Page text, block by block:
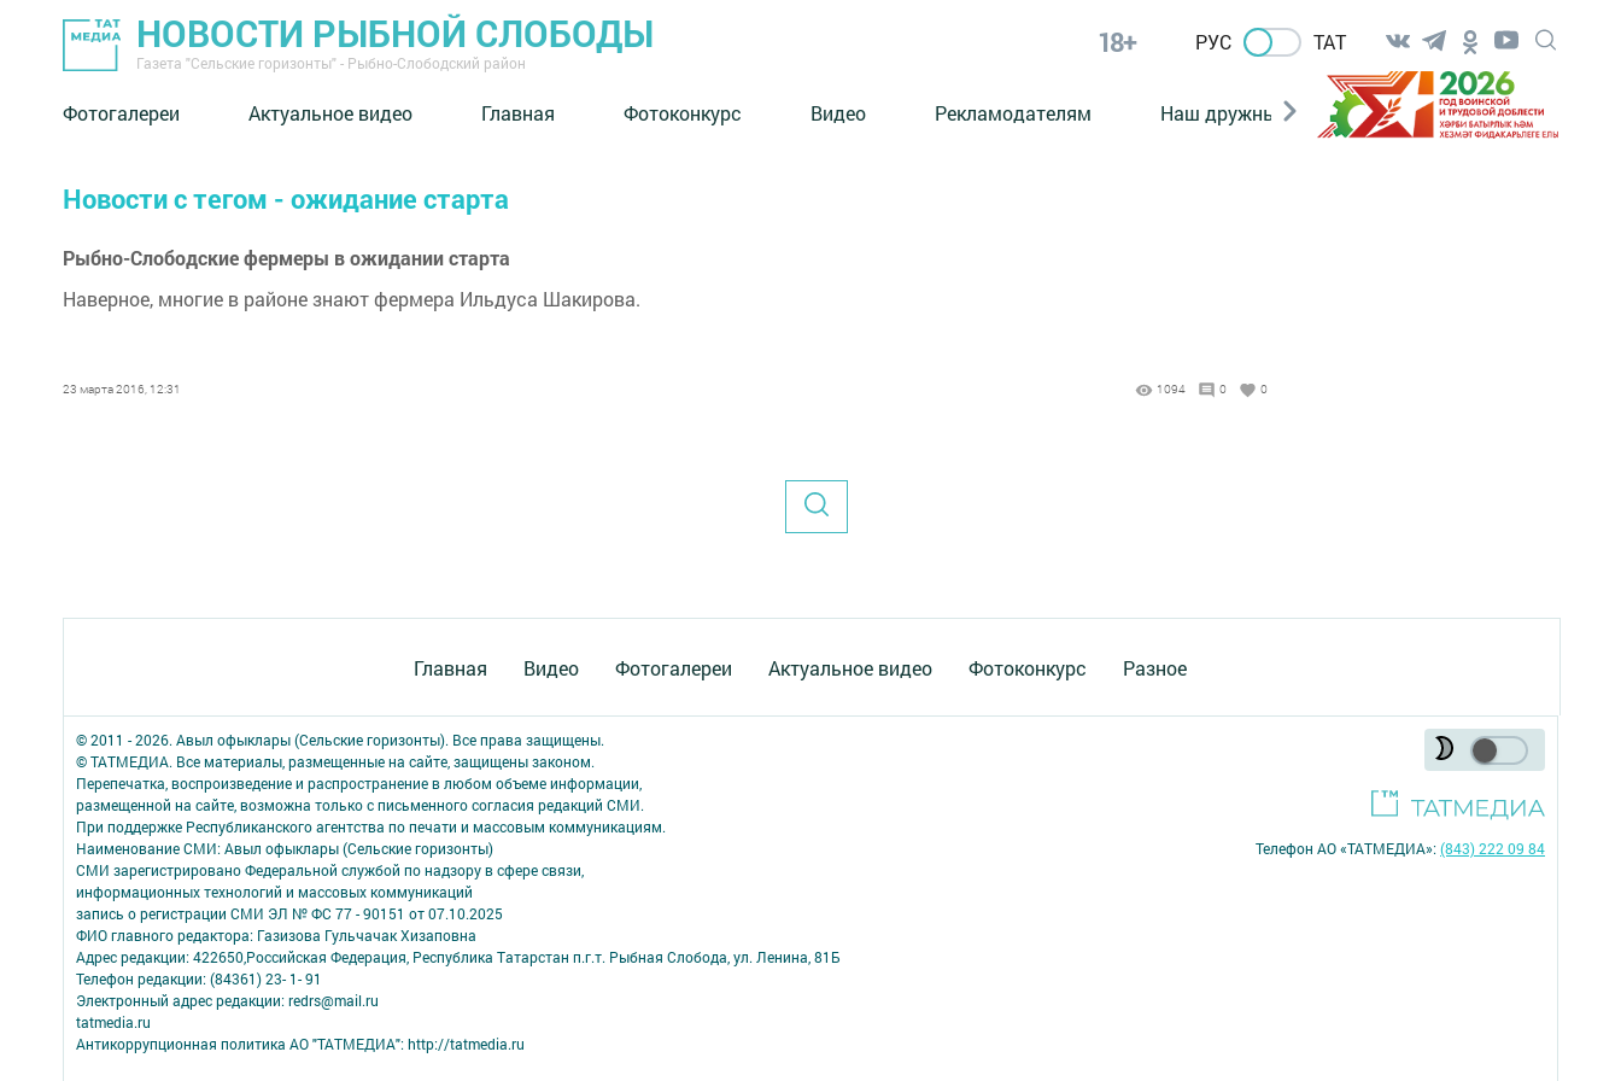
НОВОСТИ РЫБНОЙ СЛОБОДЫ
Газета "Сельские горизонты" - Рыбно-Слободский район
18+ РУС ТАТ
Фотогалереи Актуальное видео Главная Фотоконкурс Видео Рекламодателям Наш дружный коллектив Документы
Новости с тегом - ожидание старта
Рыбно-Слободские фермеры в ожидании старта
Наверное, многие в районе знают фермера Ильдуса Шакирова.
23 марта 2016, 12:31 1094 0 0
Главная Видео Фотогалереи Актуальное видео Фотоконкурс Разное
© 2011 - 2026. Авыл офыклары (Сельские горизонты). Все права защищены.
© ТАТМЕДИА. Все материалы, размещенные на сайте, защищены законом.
Перепечатка, воспроизведение и распространение в любом объеме информации,
размещенной на сайте, возможна только с письменного согласия редакций СМИ.
При поддержке Республиканского агентства по печати и массовым коммуникациям.
Наименование СМИ: Авыл офыклары (Сельские горизонты)
СМИ зарегистрировано Федеральной службой по надзору в сфере связи,
информационных технологий и массовых коммуникаций
запись о регистрации СМИ ЭЛ № ФС 77 - 90151 от 07.10.2025
ФИО главного редактора: Газизова Гульчачак Хизаповна
Адрес редакции: 422650,Российская Федерация, Республика Татарстан п.г.т. Рыбная Слобода, ул. Ленина, 81Б
Телефон редакции: (84361) 23- 1- 91
Электронный адрес редакции: redrs@mail.ru
tatmedia.ru
Антикоррупционная политика АО "ТАТМЕДИА": http://tatmedia.ru
Телефон АО «ТАТМЕДИА»:(843) 222 09 84